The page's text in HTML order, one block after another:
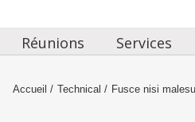
Réunions Services
Accueil Technical Fusce nisi